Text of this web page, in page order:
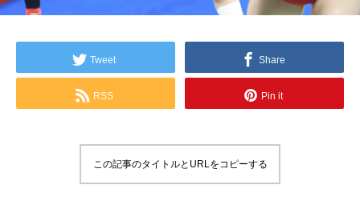
Tweet Share
RSS Pin it
この記事のタイトルとURLをコピーする